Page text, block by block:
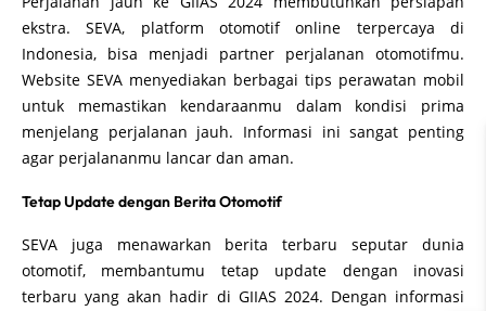
ekstra. SEVA, platform otomotif online terpercaya di
Indonesia, bisa menjadi partner perjalanan otomotifmu.
Website SEVA menyediakan berbagai tips perawatan mobil
untuk memastikan kendaraanmu dalam kondisi prima
menjelang perjalanan jauh. Informasi ini sangat penting
agar perjalananmu lancar dan aman.
Tetap Update dengan Berita Otomotif
SEVA juga menawarkan berita terbaru seputar dunia
otomotif, membantumu tetap update dengan inovasi
terbaru yang akan hadir di GIIAS 2024. Dengan informasi